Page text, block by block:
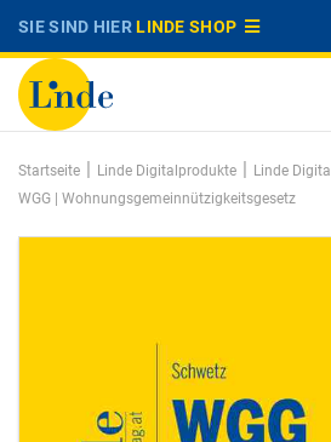
SIE SIND HIERLINDE SHOP
Startseite | Linde Digitalprodukte | Linde Digital
WGG | Wohnungsgemeinnützigkeitsgesetz